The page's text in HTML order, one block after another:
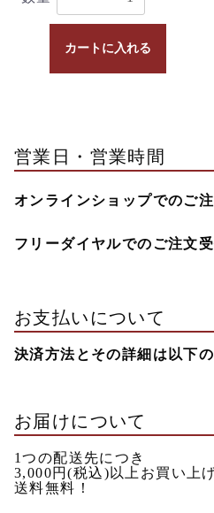
カートに入れる
営業日・営業時間
オンラインショップでのご
フリーダイヤルでのご注文
お支払いについて
決済方法とその詳細は以下の
お届けについて
1つの配送先につき
3,000円(税込) 以上お買い上
送料無料！